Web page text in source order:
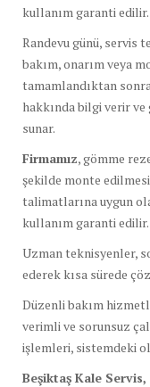
kullanım garanti edilir.
Randevu günü, servis
bakım, onarım veya
tamamlandıktan
hakkında bilgi verir
sunar.
Firmamız, gömme
şekilde monte
talimatlarına uygun
kullanım garanti edilir.
Uzman teknisyenler,
ederek kısa sürede
Düzenli bakım
verimli ve sorunsuz
işlemleri, sistemdeki
Beşiktaş Kale Servis,